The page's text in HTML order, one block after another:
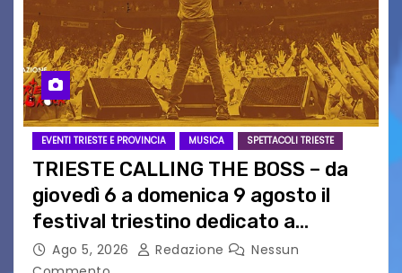
EVENTI TRIESTE E PROVINCIA MUSICA SPETTACOLI TRIESTE
TRIESTE CALLING THE BOSS – da
giovedì 6 a domenica 9 agosto il
festival triestino dedicato a
Springsteen
Ago 5, 2026 Redazione
Nessun